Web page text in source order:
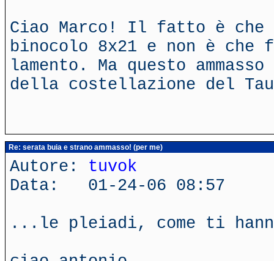
Ciao Marco! Il fatto è
binocolo 8x21 e non è
lamento. Ma questo
della costellazione del
Re: serata buia e strano ammasso! (per me)
Autore: tuvok
Data: 01-24-06 08:57
...le pleiadi, come ti